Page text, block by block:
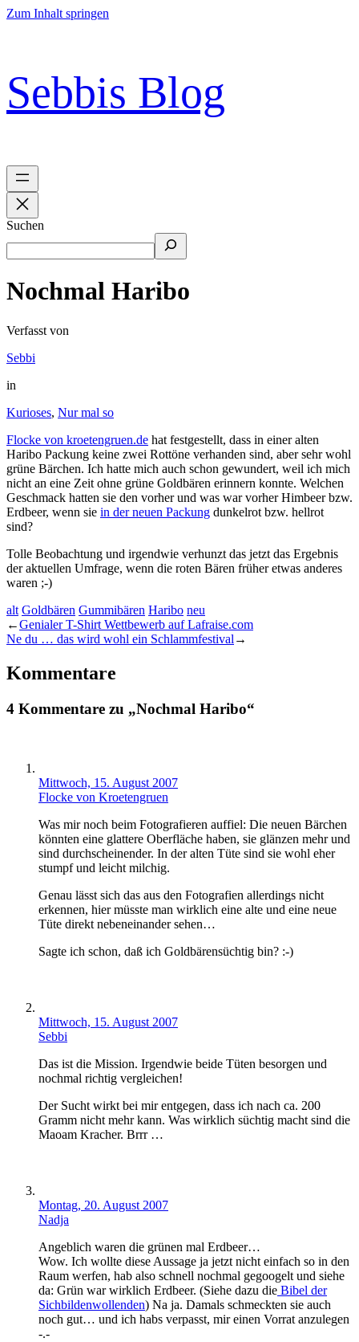
Zum Inhalt springen
Sebbis Blog
Suchen
Nochmal Haribo
Verfasst von
Sebbi
in
Kurioses, Nur mal so
Flocke von kroetengruen.de hat festgestellt, dass in einer alten
Haribo Packung keine zwei Rottöne verhanden sind, aber sehr wohl
grüne Bärchen. Ich hatte mich auch schon gewundert, weil ich mich
nicht an eine Zeit ohne grüne Goldbären erinnern konnte. Welchen
Geschmack hatten sie den vorher und was war vorher Himbeer bzw.
Erdbeer, wenn sie in der neuen Packung dunkelrot bzw. hellrot
sind?
Tolle Beobachtung und irgendwie verhunzt das jetzt das Ergebnis
der aktuellen Umfrage, wenn die roten Bären früher etwas anderes
waren ;-)
alt Goldbären Gummibären Haribo neu
←Genialer T-Shirt Wettbewerb auf Lafraise.com
Ne du … das wird wohl ein Schlammfestival →
Kommentare
4 Kommentare zu „Nochmal Haribo“
Mittwoch, 15. August 2007
Flocke von Kroetengruen
Was mir noch beim Fotografieren auffiel: Die neuen Bärchen
könnten eine glattere Oberfläche haben, sie glänzen mehr und
sind durchscheinender. In der alten Tüte sind sie wohl eher
stumpf und leicht milchig.
Genau lässt sich das aus den Fotografien allerdings nicht
erkennen, hier müsste man wirklich eine alte und eine neue
Tüte direkt nebeneinander sehen…
Sagte ich schon, daß ich Goldbärensüchtig bin? :-)
Mittwoch, 15. August 2007
Sebbi
Das ist die Mission. Irgendwie beide Tüten besorgen und
nochmal richtig vergleichen!
Der Sucht wirkt bei mir entgegen, dass ich nach ca. 200
Gramm nicht mehr kann. Was wirklich süchtig macht sind die
Maoam Kracher. Brrr …
Montag, 20. August 2007
Nadja
Angeblich waren die grünen mal Erdbeer…
Wow. Ich wollte diese Aussage ja jetzt nicht einfach so in den
Raum werfen, hab also schnell nochmal gegoogelt und siehe
da: Grün war wirklich Erdbeer. (Siehe dazu die Bibel der
Sichbildenwollenden) Na ja. Damals schmeckten sie auch
noch gut… und ich habs verpasst, mir einen Vorrat anzulegen
-.-